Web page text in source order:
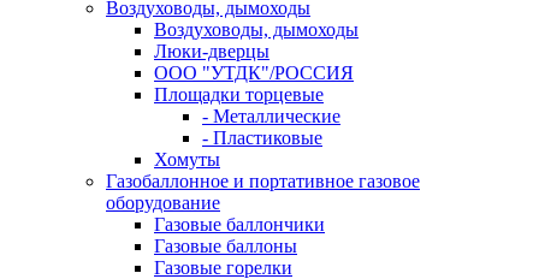
Воздуховоды, дымоходы
Воздуховоды, дымоходы
Люки-дверцы
ООО "УТДК"/РОССИЯ
Площадки торцевые
- Металлические
- Пластиковые
Хомуты
Газобаллонное и портативное газовое
оборудование
Газовые баллончики
Газовые баллоны
Газовые горелки